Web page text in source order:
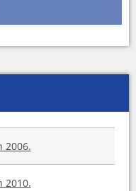
2006.
2010.